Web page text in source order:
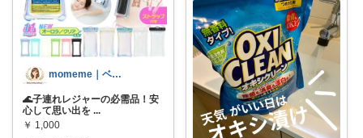
momeme｜ベビー&キッズ専門店
🌊子連れレジャーの必需品！安
心して思い出を ...
￥ 1,000